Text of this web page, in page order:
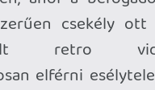
vásárolni, de
láttam a Super Potato-
sem bőrönd helyet nem
fel szinte mindent. Árak